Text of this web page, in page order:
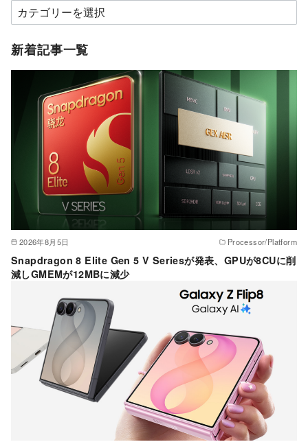
カ
テ
ゴ
新着記事一覧
2026年8月5日 Processor/Platform
Snapdragon 8 Elite Gen 5 V Seriesが発表、GPUが8CUに削
減しGMEMが12MBに減少